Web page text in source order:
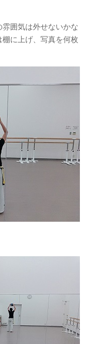
囲気は外せないかな
に上げ、写真を何枚